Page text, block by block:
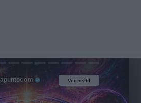
Ver perfil
Ver perfil